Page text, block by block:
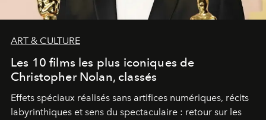
ART & CULTURE
Les 10 films les plus iconiques de
Christopher Nolan, classés
Effets spéciaux réalisés sans artifices numériques, récits
labyrinthiques et sens du spectaculaire : retour sur les